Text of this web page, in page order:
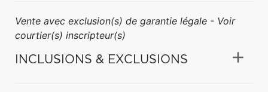
Vente avec exclusion(s) de garantie légale - Voir
courtier(s) inscripteur(s)
INCLUSIONS & EXCLUSIONS